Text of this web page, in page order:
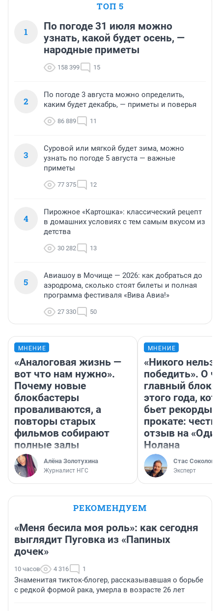
ТОП 5
1
По погоде 31 июля можно
узнать, какой будет осень, —
народные приметы
158 399 15
2
По погоде 3 августа можно определить,
каким будет декабрь, — приметы и поверья
86 889 11
3
Суровой или мягкой будет зима, можно
узнать по погоде 5 августа — важные
приметы
77 375 12
4
Пирожное «Картошка»: классический рецепт
в домашних условиях с тем самым вкусом из
детства
30 282 13
5
Авиашоу в Мочище — 2026: как добраться до
аэродрома, сколько стоят билеты и полная
программа фестиваля «Вива Авиа!»
27 330 50
МНЕНИЕ
«Аналоговая жизнь —
вот что нам нужно».
Почему новые
блокбастеры
проваливаются, а
повторы старых
фильмов собирают
полные залы
Алёна Золотухина
Журналист НГС
МНЕНИЕ
«Никого нельзя
победить». О
главный
этого года,
бьет рекорды в
прокате:
отзыв на
Нолана
Стас Соколов
Эксперт
РЕКОМЕНДУЕМ
«Меня бесила моя роль»: как сегодня
выглядит Пуговка из «Папиных
дочек»
10 часов 4 316 1
Знаменитая тикток-блогер, рассказывавшая о борьбе
с редкой формой рака, умерла в возрасте 26 лет